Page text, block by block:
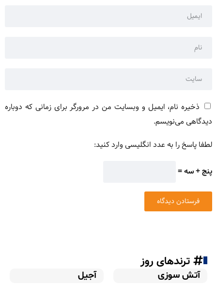
ذخیره نام، ایمیل و وبسایت من در مرورگر برای زمانی که دوباره
دیدگاهی می‌نویسم.
لطفا پاسخ را به عدد انگلیسی وارد کنید:
پنج + سه =
ترندهای روز
آتش سوزی آجیل